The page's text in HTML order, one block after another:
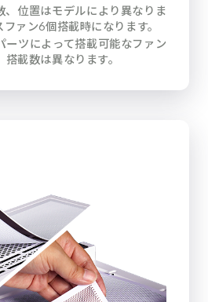
、位置はモデルにより異なりま
ァン6個搭載時になります。
ーツによって搭載可能なファン
載数は異なります。